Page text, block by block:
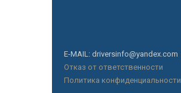
E-MAIL: driversinfo@yandex.com
Отказ от ответственности
Политика конфиденциальности